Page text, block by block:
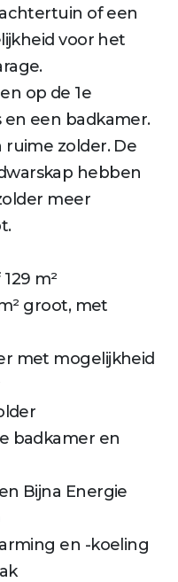
of een
voor het
op de 1e
en een badkamer.
zolder. De
hebben
meer
m²
groot, met
met mogelijkheid
badkamer en
Bijna Energie
en -koeling